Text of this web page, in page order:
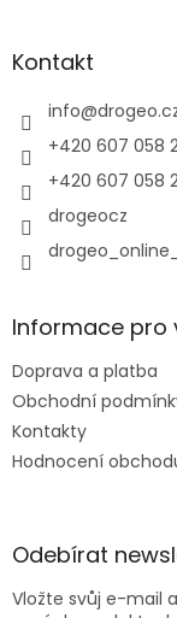
aKontakt
info@
+420 607 058
+420 607 058
drogeocz
Informace pro
Doprava a platba
Obchodní
Kontakty
Hodnocení
Odebírat
Vložte svůj e-mail